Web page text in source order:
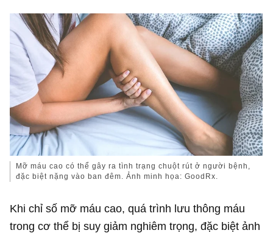
Mỡ máu cao có thể gây ra tình trạng chuột rút ở người bệnh,
đặc biệt nặng vào ban đêm. Ảnh minh họa: GoodRx.
Khi chỉ số mỡ máu cao, quá trình lưu thông máu
trong cơ thể bị suy giảm nghiêm trọng, đặc biệt ảnh